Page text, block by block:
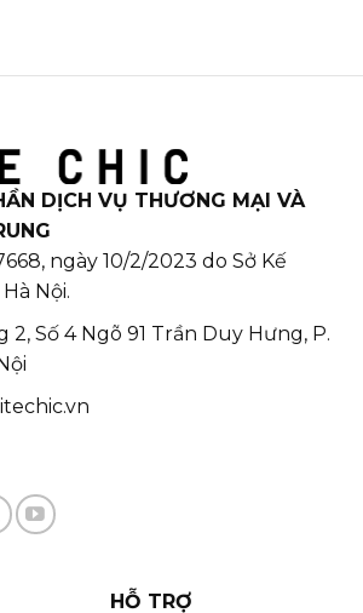
DỊCH VỤ THƯƠNG MẠI VÀ
ngày 10/2/2023 do Sở Kế
Nội.
2, Số 4 Ngõ 91 Trần Duy Hưng, P.
HỖ TRỢ